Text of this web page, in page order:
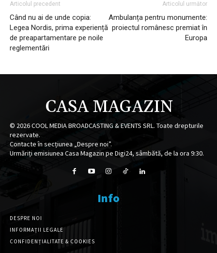
Articolul precedent
Când nu ai de unde copia:
Legea Nordis, prima experiență
de preapartamentare pe noile
reglementări
Articolul următor
Ambulanța pentru monumente:
proiectul românesc premiat în
Europa
CASA MAGAZIN
© 2026COOL MEDIA BROADCASTING & EVENTS SRL. Toate drepturile
rezervate.
Contacte în secțiunea „Despre noi”.
Urmăriți emisiunea Casa Magazin pe Digi24, sâmbătă, de la ora 9:30.
Info
DESPRE NOI
INFORMAȚII LEGALE
CONFIDENȚIALITATE & COOKIES